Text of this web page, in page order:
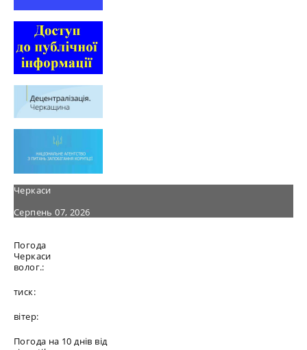
Черкаси
Серпень 07, 2026
Погода
Черкаси
волог.:
тиск:
вітер:
Погода на 10 днів від